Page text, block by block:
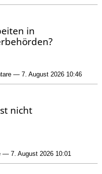
in
— 7. August 2026 10:46
nicht
— 7. August 2026 10:01